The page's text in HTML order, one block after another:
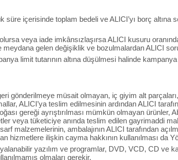
içerisinde toplam bedeli ve ALICI’yı borç altına
veya iade imkânsızlaşırsa ALICI kusuru
gelen değişiklik ve bozulmalardan ALICI
limit tutarının altına düşülmesi halinde
gönderilmeye müsait olmayan, iç giyim alt
ALICI’ya teslim edilmesinin ardından ALICI
gereği ayrıştırılması mümkün olmayan ürünler,
veya tüketiciye anında teslim edilen gayrimaddi
malzemelerinin, ambalajının ALICI tarafından
hizmetlere ilişkin cayma hakkının kullanılması da
yazılım ve programlar, DVD, VCD, CD ve
olmaları gerekir.